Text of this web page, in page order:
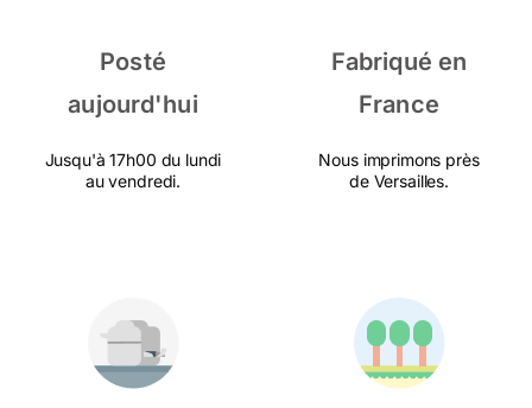
Posté
aujourd'hui
Jusqu'à 17h00 du lundi
au vendredi.
Fabriqué en
France
Nous imprimons près
de Versailles.